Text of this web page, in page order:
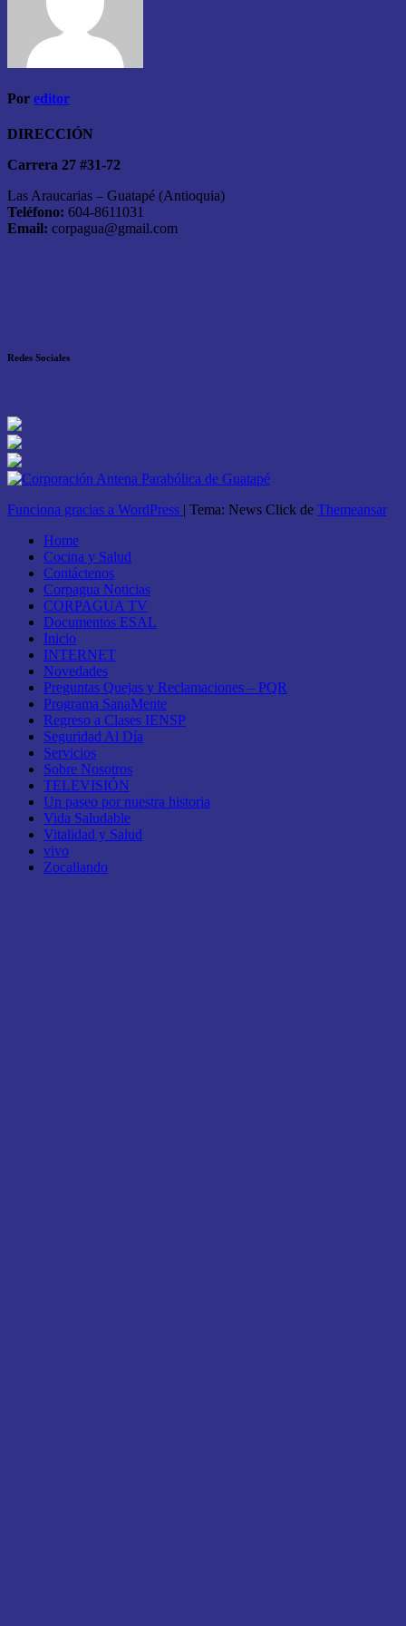
Por editor
DIRECCIÓN
Carrera 27 #31-72
Las Araucarias – Guatapé (Antioquia)
Teléfono: 604-8611031
Email: corpagua@gmail.com
Redes Sociales
Funciona gracias a WordPress | Tema: News Click de Themeansar
Home
Cocina y Salud
Contáctenos
Corpagua Noticias
CORPAGUA TV
Documentos ESAL
Inicio
INTERNET
Novedades
Preguntas Quejas y Reclamaciones – PQR
Programa SanaMente
Regreso a Clases IENSP
Seguridad Al Día
Servicios
Sobre Nosotros
TELEVISIÓN
Un paseo por nuestra historia
Vida Saludable
Vitalidad y Salud
vivo
Zocaliando